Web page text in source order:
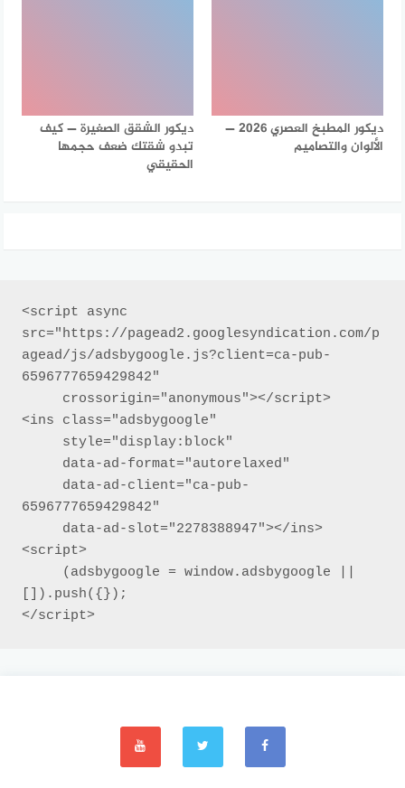
ديكور المطبخ العصري 2026 —
الألوان والتصاميم
ديكور الشقق الصغيرة — كيف
تبدو شقتك ضعف حجمها
الحقيقي
<script async
src="https://pagead2.googlesyndication.com/p
agead/js/adsbygoogle.js?client=ca-pub-
6596777659429842"
<ins class="adsbygoogle"
6596777659429842"
<script>
[]).push({});
</script>